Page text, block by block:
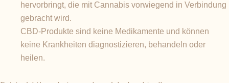
hervorbringt, die mit Cannabis vorwiegend in Verbindung
gebracht wird.
CBD-Produkte sind keine Medikamente und können
keine Krankheiten diagnostizieren, behandeln oder
heilen.